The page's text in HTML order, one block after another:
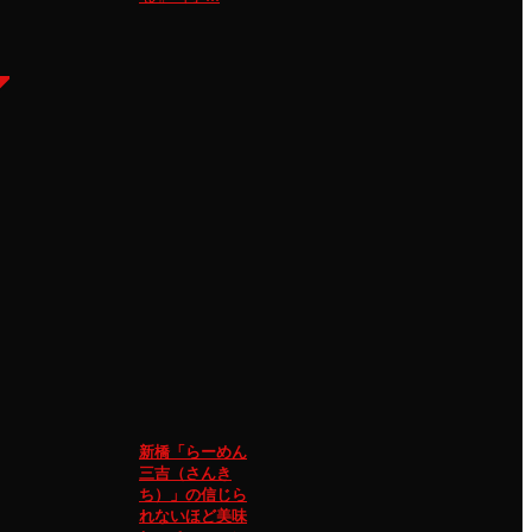
新橋「らーめん
三吉（さんき
ち）」の信じら
れないほど美味